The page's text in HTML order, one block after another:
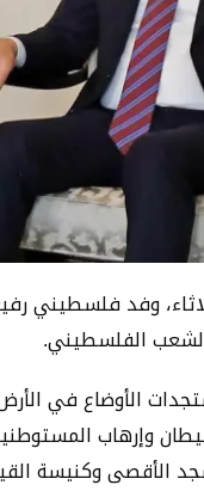
وفد فلسطيني
الفلسطيني.
الأوضاع في
وإرهاب
الأقصى وكنيسة